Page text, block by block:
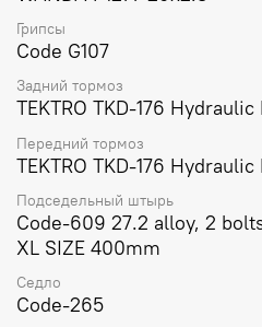
Грипсы
Code G107
Задний тормоз
TEKTRO TKD-176
Передний тормоз
TEKTRO TKD-176
Подседельный штырь
Code-609 27.2 аlloy, 2
XL SIZE 400mm
Седло
Code-265